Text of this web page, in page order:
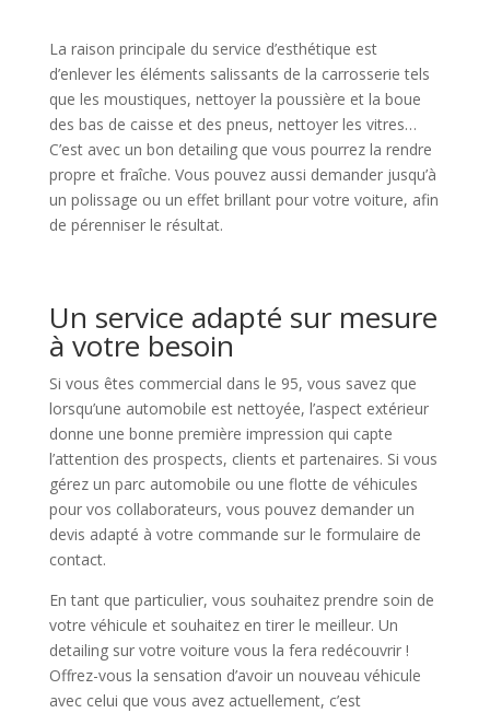
La raison principale du service d’esthétique est
d’enlever les éléments salissants de la carrosserie tels
que les moustiques, nettoyer la poussière et la boue
des bas de caisse et des pneus, nettoyer les vitres…
C’est avec un bon detailing que vous pourrez la rendre
propre et fraîche. Vous pouvez aussi demander jusqu’à
un polissage ou un effet brillant pour votre voiture, afin
de pérenniser le résultat.
Un service adapté sur mesure
à votre besoin
Si vous êtes commercial dans le 95, vous savez que
lorsqu’une automobile est nettoyée, l’aspect extérieur
donne une bonne première impression qui capte
l’attention des prospects, clients et partenaires. Si vous
gérez un parc automobile ou une flotte de véhicules
pour vos collaborateurs, vous pouvez demander un
devis adapté à votre commande sur le formulaire de
contact.
En tant que particulier, vous souhaitez prendre soin de
votre véhicule et souhaitez en tirer le meilleur. Un
detailing sur votre voiture vous la fera redécouvrir !
Offrez-vous la sensation d’avoir un nouveau véhicule
avec celui que vous avez actuellement, c’est